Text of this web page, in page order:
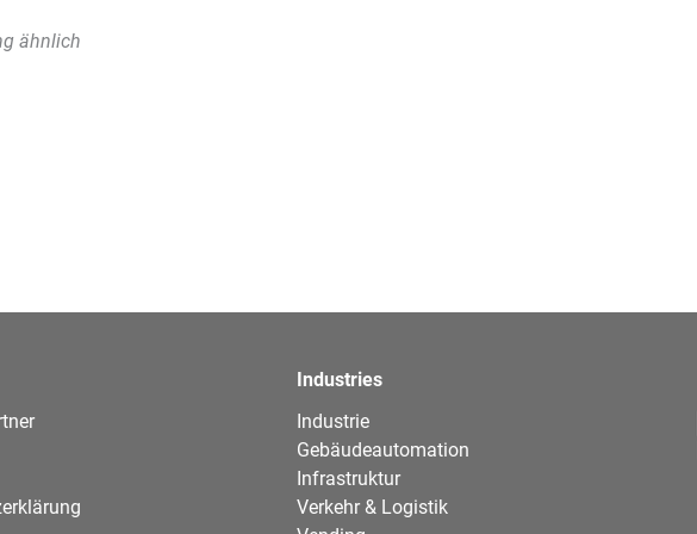
ähnlich
Industries
Industrie
Gebäudeautomation
Infrastruktur
Verkehr & Logistik